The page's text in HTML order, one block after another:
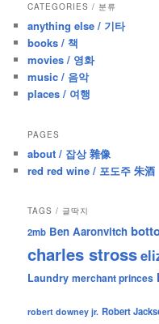
h
CATEGORIES / 분류
anything else / 기타
books / 책
movies / 영화
music / 음악
places / 여행
PAGES
about / 잡상 雜像
red red wine / 포도주 朱酒
TAGS / 글딱지
2mb Ben Aaronvitch
charles stross
Laundry merchant princes
robert downey jr. Robert